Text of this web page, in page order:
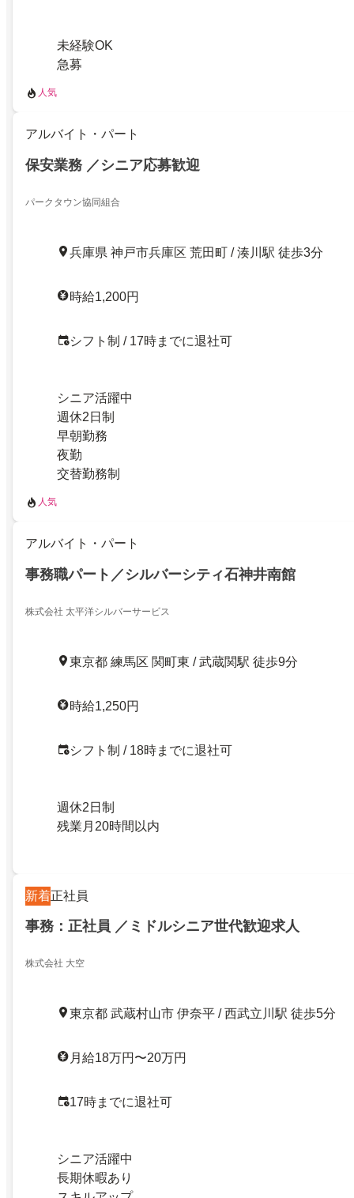
未経験OK
急募
人気
アルバイト・パート
保安業務 ／シニア応募歓迎
パークタウン協同組合
兵庫県 神戸市兵庫区 荒田町 / 湊川駅 徒歩3分
時給1,200円
シフト制 / 17時までに退社可
シニア活躍中
週休2日制
早朝勤務
夜勤
交替勤務制
人気
アルバイト・パート
事務職パート／シルバーシティ石神井南館
株式会社 太平洋シルバーサービス
東京都 練馬区 関町東 / 武蔵関駅 徒歩9分
時給1,250円
シフト制 / 18時までに退社可
週休2日制
残業月20時間以内
新着正社員
事務：正社員 ／ミドルシニア世代歓迎求人
株式会社 大空
東京都 武蔵村山市 伊奈平 / 西武立川駅 徒歩5分
月給18万円〜20万円
17時までに退社可
シニア活躍中
長期休暇あり